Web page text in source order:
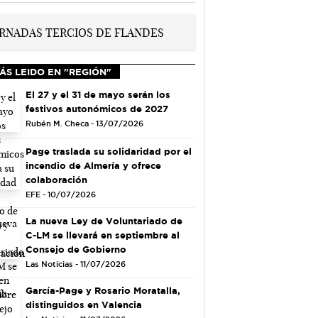
LEIDO EN "REGIÓN"
El 27 y el 31 de mayo serán los
festivos autonómicos de 2027
Rubén M. Checa - 13/07/2026
Page traslada su solidaridad por el
incendio de Almería y ofrece
colaboración
EFE - 10/07/2026
La nueva Ley de Voluntariado de
C-LM se llevará en septiembre al
Consejo de Gobierno
Las Noticias - 11/07/2026
García-Page y Rosario Moratalla,
distinguidos en Valencia